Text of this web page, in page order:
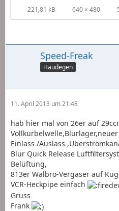
221,81 kB 640 × 480
Speed-Freak
Haudegen
11. April 2013 um 21:48
hab hier mal von 26er auf
Einlass /Auslass
Blur Quick Release
Belüftung,
813er Walbro-Vergaser auf
VCR-Heckpipe einfach
Gruss
Frank